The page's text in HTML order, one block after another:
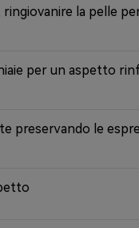
la pelle
per un aspetto
preservando le